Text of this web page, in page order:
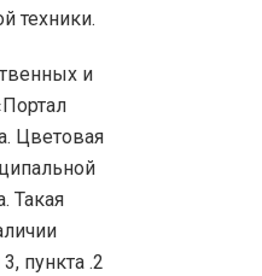
техники.
и
Цветовая
Такая
пункта .2